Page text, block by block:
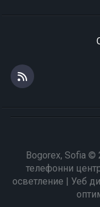
Bogorex, Sofia
телефонни
осветление | Уеб